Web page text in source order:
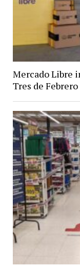
Mercado Libre
Tres de Febrero